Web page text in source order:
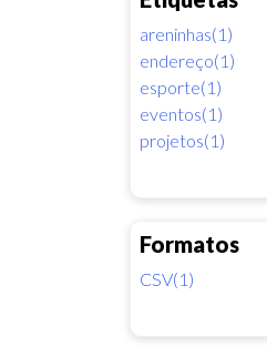
areninhas(1)
endereço(1)
esporte(1)
eventos(1)
projetos(1)
Formatos
CSV(1)